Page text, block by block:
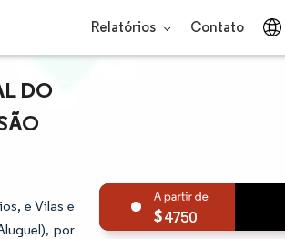
Relatórios Contato
DO
e Vilas e
por
4750